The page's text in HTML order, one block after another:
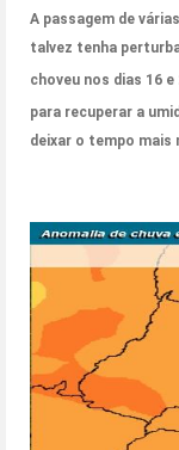
A passagem de
talvez tenha
choveu nos dias 16
para recuperar a
deixar o tempo mais